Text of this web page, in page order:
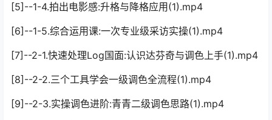
[5]--1-4.拍出电影感:升格与降格应用(1).mp4
[6]--1-5.综合运用课:一次专业级采访实操(1).mp4
[7]--2-1.快速处理Log国面:认识达芬奇与调色上手(1).mp4
[8]--2-2.三个工具学会一级调色全流程(1).mp4
[9]--2-3.实操调色进阶:青青二级调色思路(1).mp4